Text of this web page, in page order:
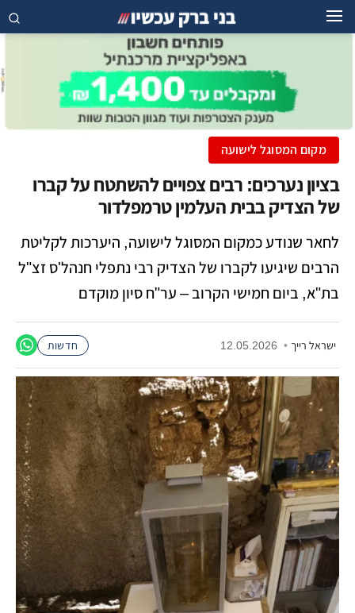
מקום המסוגל לישועה
בציון נערכים: רבים צפויים להשתטח על קברו
של הצדיק בבית העלמין טרמפלדור
לחאר שנודע כמקום המסוגל לישועה, היערכות לקליטת
הרבים שיגיעו לקברו של הצדיק רבי נתפלי חנהל'ס זצ"ל
בת"א, ביום חמישי הקרוב – ער"ח סיון מוקדם
ישראל רייך •
12.05.2026 חדשות